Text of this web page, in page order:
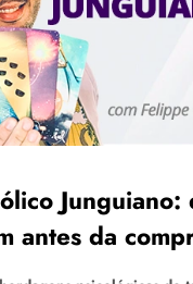
Junguiano:
antes da